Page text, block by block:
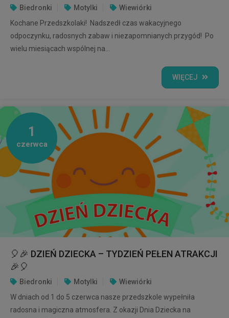
Biedronki Motylki
Wiewiórki
Kochane Przedszkolaki! Nadszedł czas wakacyjnego
odpoczynku, radosnych zabaw i niezapomnianych przygód! Po
wielu miesiącach wspólnej na...
WIĘCEJ
1
czerwca
🎈🎉 DZIEŃ DZIECKA – TYDZIEŃ PEŁEN ATRAKCJI
🎉🎈
Biedronki Motylki
Wiewiórki
W dniach od 1 do 5 czerwca nasze przedszkole wypełniła
radosna i magiczna atmosfera. Z okazji Dnia Dziecka na